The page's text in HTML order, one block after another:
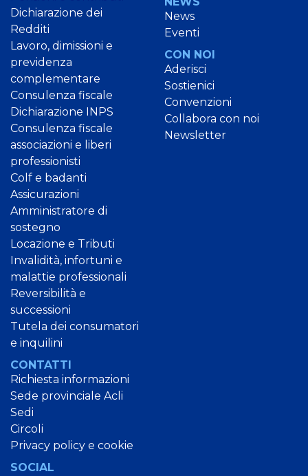
Dichiarazione dei
Redditi
Lavoro, dimissioni e
previdenza
complementare
Consulenza fiscale
Dichiarazione INPS
Consulenza fiscale
associazioni e liberi
professionisti
Colf e badanti
Assicurazioni
Amministratore di
sostegno
Locazione e Tributi
Invalidità, infortuni e
malattie professionali
Reversibilità e
successioni
Tutela dei consumatori
e inquilini
News
Eventi
CON NOI
Aderisci
Sostienici
Convenzioni
Collabora con noi
Newsletter
CONTATTI
Richiesta informazioni
Sede provinciale Acli
Sedi
Circoli
Privacy policy e cookie
SOCIAL